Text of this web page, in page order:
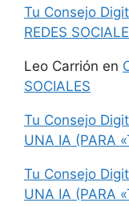
Tu Consejo
REDES
Leo Carrión en
SOCIALES
Tu Consejo
UNA IA (PARA
Tu Consejo
UNA IA (PARA